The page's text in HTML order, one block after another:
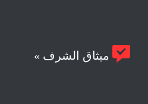
 ميثاق الشرف »